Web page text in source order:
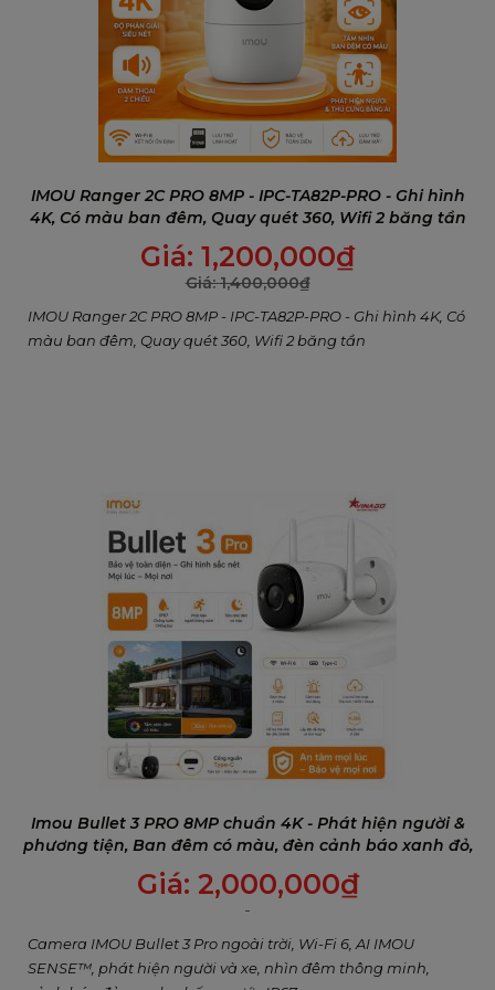
Sạc hiệu quả trong thời tiết lạnh
Nhờ công nghệ sạc nhiệt độ thấp của IMOU, AOV
PT vẫn có thể sạc pin ở điều kiện thời tiết xuống tới
-10°C, đảm bảo hiệu suất bền bỉ ngay cả trong
mùa đông.
nhìn.
Nhìn rõ trong đêm nhờ AI thông minh
có thể tự động chuyển sang chế độ có màu khi
phát hiện người, hoặc sử dụng hồng ngoại (IR) để
giảm tiêu thụ điện năng.
IMOU Ranger 2C PRO 8MP - IPC-TA82P-PRO - Ghi hình
4K, Có màu ban đêm, Quay quét 360, Wifi 2 băng tần
Giá: 1,200,000₫
Giá:1,400,000₫
IMOU Ranger 2C PRO 8MP - IPC-TA82P-PRO - Ghi hình 4K, Có
màu ban đêm, Quay quét 360, Wifi 2 băng tần
Imou Bullet 3 PRO 8MP chuẩn 4K - Phát hiện người &
phương tiện, Ban đêm có màu, đèn cảnh báo xanh đỏ,
Đàm thoại 2 chiều
Giá: 2,000,000₫
Camera IMOU Bullet 3 Pro ngoài trời, Wi-Fi 6, AI IMOU
SENSE™, phát hiện người và xe, nhìn đêm thông minh,